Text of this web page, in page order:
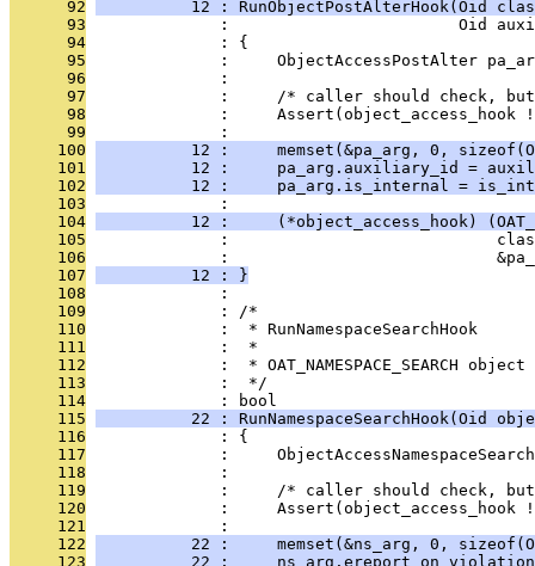
      92
12 : RunObjectPostAlterHook(Oid
      93
:                        Oid
      94
              : {
      95
:     ObjectAccessPostAlter
      96
              :
      97
:     /* caller should check,
      98
:     Assert(object_access_hook
      99
              :
     100
12 :     memset(&pa_arg, 0,
     101
12 :     pa_arg.auxiliary_id =
     102
12 :     pa_arg.is_internal =
     103
              :
     104
12 :     (*object_access_hook)
     105
:
     106
:
     107
          12 : }
     108
              :
     109
              : /*
     110
              :  * RunNamespaceSearchHook
     111
              :  *
     112
:  * OAT_NAMESPACE_SEARCH
     113
              :  */
     114
              : bool
     115
22 : RunNamespaceSearchHook(Oid
     116
              : {
     117
:
     118
              :
     119
:     /* caller should check,
     120
:     Assert(object_access_hook
     121
              :
     122
22 :     memset(&ns_arg, 0,
     123
22 :